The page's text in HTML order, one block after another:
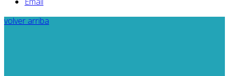
volver arriba